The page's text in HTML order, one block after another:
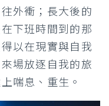
外衝；長大後的
下班時間到的那
以在現實與自我
場放逐自我的旅
喘息、重生。